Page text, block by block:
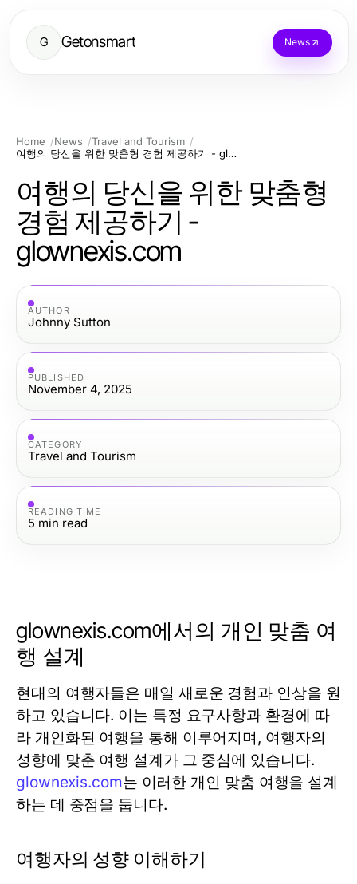
G Getonsmart News
Home News
Travel and Tourism
여행의 당신을 위한 맞춤형 경험 제공하기 - glownexis.com
여행의 당신을 위한 맞춤형
경험 제공하기 -
glownexis.com
AUTHOR
Johnny Sutton
PUBLISHED
November 4, 2025
CATEGORY
Travel and Tourism
READING TIME
5 min read
glownexis.com에서의 개인 맞춤 여
행 설계
현대의 여행자들은 매일 새로운 경험과 인상을 원
하고 있습니다. 이는 특정 요구사항과 환경에 따
라 개인화된 여행을 통해 이루어지며, 여행자의
성향에 맞춘 여행 설계가 그 중심에 있습니다.
glownexis.com는 이러한 개인 맞춤 여행을 설계
하는 데 중점을 둡니다.
여행자의 성향 이해하기